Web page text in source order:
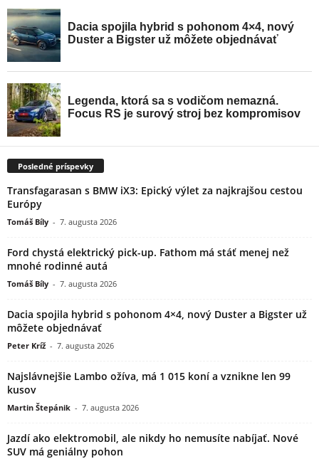
Posledné príspevky
Transfagarasan s BMW iX3: Epický výlet za najkrajšou cestou
Európy
Tomáš Bíly - 7. augusta 2026
Ford chystá elektrický pick-up. Fathom má stáť menej než
mnohé rodinné autá
Tomáš Bíly - 7. augusta 2026
Dacia spojila hybrid s pohonom 4×4, nový Duster a Bigster už
môžete objednávať
Peter Kríž - 7. augusta 2026
Najslávnejšie Lambo ožíva, má 1 015 koní a vznikne len 99
kusov
Martin Štepánik - 7. augusta 2026
Jazdí ako elektromobil, ale nikdy ho nemusíte nabíjať. Nové
SUV má geniálny pohon